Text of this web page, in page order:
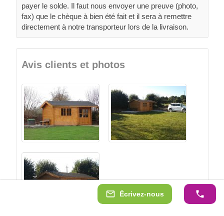
payer le solde. Il faut nous envoyer une preuve (photo,
fax) que le chèque à bien été fait et il sera à remettre
directement à notre transporteur lors de la livraison.
Avis clients et photos
Écrivez-nous